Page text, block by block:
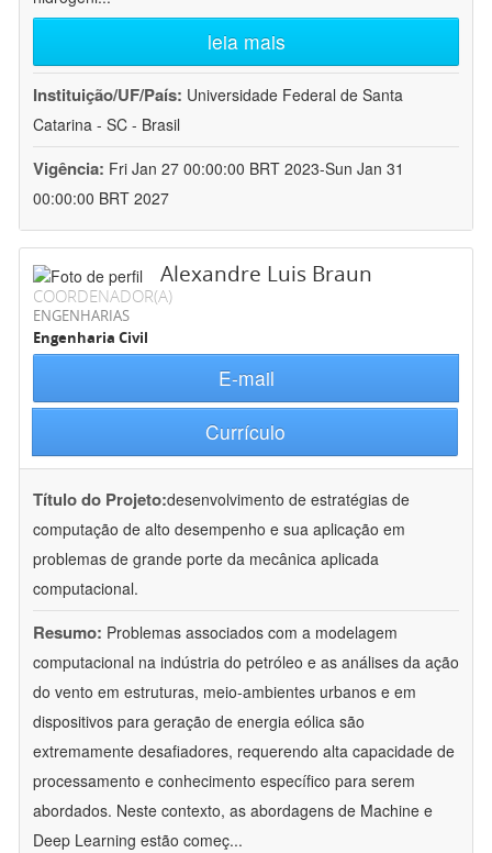
leia mais
Instituição/UF/País: Universidade Federal de Santa
Catarina - SC - Brasil
Vigência: Fri Jan 27 00:00:00 BRT 2023-Sun Jan 31
00:00:00 BRT 2027
Alexandre Luis Braun
COORDENADOR(A)
ENGENHARIAS
Engenharia Civil
E-mail
Currículo
Título do Projeto:desenvolvimento de estratégias de
computação de alto desempenho e sua aplicação em
problemas de grande porte da mecânica aplicada
computacional.
Resumo: Problemas associados com a modelagem
computacional na indústria do petróleo e as análises da ação
do vento em estruturas, meio-ambientes urbanos e em
dispositivos para geração de energia eólica são
extremamente desafiadores, requerendo alta capacidade de
processamento e conhecimento específico para serem
abordados. Neste contexto, as abordagens de Machine e
Deep Learning estão começ...